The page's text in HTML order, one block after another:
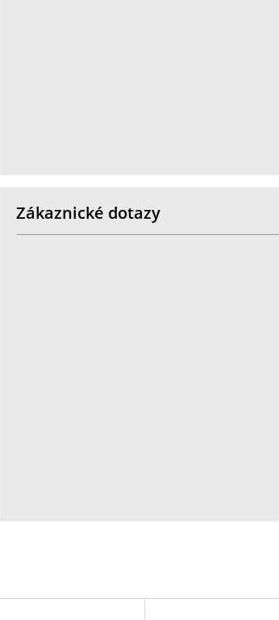
Zákaznické dotazy